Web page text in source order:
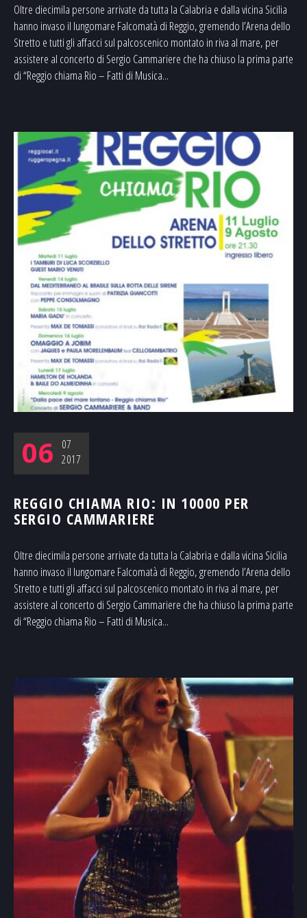
Oltre diecimila persone arrivate da tutta la Calabria e dalla vicina Sicilia
hanno invaso il lungomare Falcomatà di Reggio, gremendo l’Arena dello
Stretto e tutti gli affacci sul palcoscenico montato in riva al mare, per
assistere al concerto di Sergio Cammariere che ha chiuso la prima parte
di “Reggio chiama Rio – Fatti di Musica...
06
07
2017
REGGIO CHIAMA RIO: IN 10000 PER
SERGIO CAMMARIERE
Oltre diecimila persone arrivate da tutta la Calabria e dalla vicina Sicilia
hanno invaso il lungomare Falcomatà di Reggio, gremendo l’Arena dello
Stretto e tutti gli affacci sul palcoscenico montato in riva al mare, per
assistere al concerto di Sergio Cammariere che ha chiuso la prima parte
di “Reggio chiama Rio – Fatti di Musica...